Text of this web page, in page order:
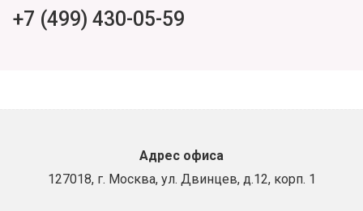
+7 (499) 430-05-59
Адрес офиса
127018, г. Москва, ул. Двинцев, д.12, корп. 1